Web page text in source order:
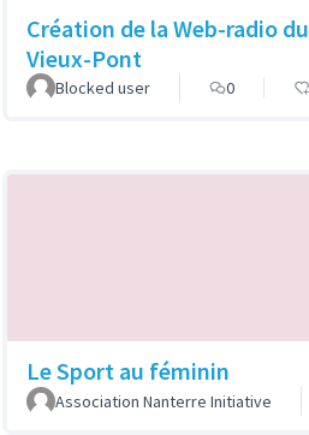
Création de la Web-radio du
Vieux-Pont
Blocked user 0
Le Sport au féminin
Association Nanterre Initiative